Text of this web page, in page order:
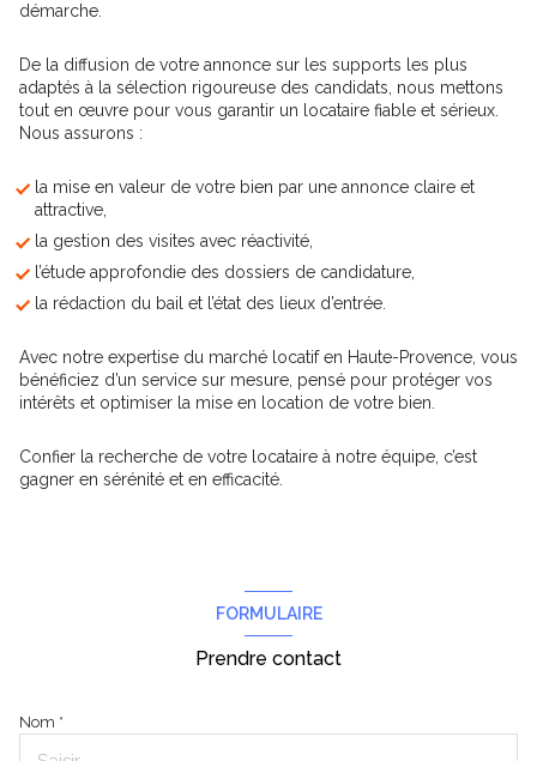
démarche.
De la diffusion de votre annonce sur les supports les plus
adaptés à la sélection rigoureuse des candidats, nous mettons
tout en œuvre pour vous garantir un locataire fiable et sérieux.
Nous assurons :
la mise en valeur de votre bien par une annonce claire et
attractive,
la gestion des visites avec réactivité,
l’étude approfondie des dossiers de candidature,
la rédaction du bail et l’état des lieux d’entrée.
Avec notre expertise du marché locatif en Haute-Provence, vous
bénéficiez d’un service sur mesure, pensé pour protéger vos
intérêts et optimiser la mise en location de votre bien.
Confier la recherche de votre locataire à notre équipe, c’est
gagner en sérénité et en efficacité.
FORMULAIRE
Prendre contact
Nom *